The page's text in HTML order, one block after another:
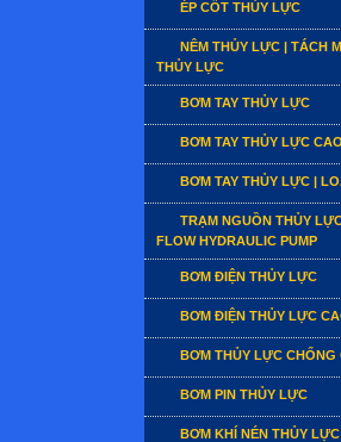
ÉP CỐT THỦY LỰC
NÊM THỦY LỰC | TÁCH
THỦY LỰC
BƠM TAY THỦY LỰC
BƠM TAY THỦY LỰC
BƠM TAY THỦY LỰC |
TRẠM NGUỒN THỦY
FLOW HYDRAULIC PUMP
BƠM ĐIỆN THỦY LỰC
BƠM ĐIỆN THỦY LỰC
BƠM THỦY LỰC CHỐNG
BƠM PIN THỦY LỰC
BƠM KHÍ NÉN THỦY LỰC